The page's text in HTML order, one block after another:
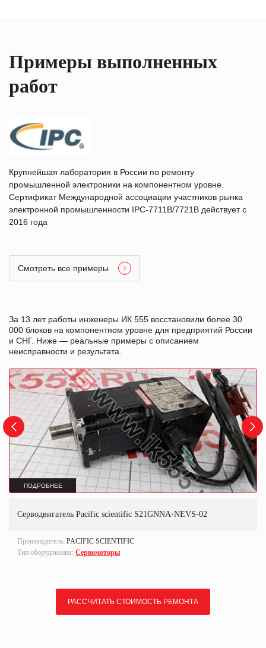
Примеры выполненных
работ
Крупнейшая лаборатория в России по ремонту
промышленной электроники на компонентном уровне.
Сертификат Международной ассоциации участников рынка
электронной промышленности IPC-7711B/7721B действует с
2016 года
Смотреть все примеры
За 13 лет работы инженеры ИК 555 восстановили более 30
000 блоков на компонентном уровне для предприятий России
и СНГ. Ниже — реальные примеры с описанием
неисправности и результата.
ПОДРОБНЕЕ
Серводвигатель Pacific scientifiс S21GNNA-NEVS-02
Производитель: PACIFIC SCIENTIFIС
Тип оборудования: Сервомоторы
РАССЧИТАТЬ СТОИМОСТЬ РЕМОНТА